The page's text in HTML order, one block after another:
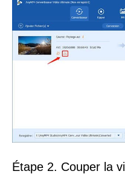
Étape 2. Couper la